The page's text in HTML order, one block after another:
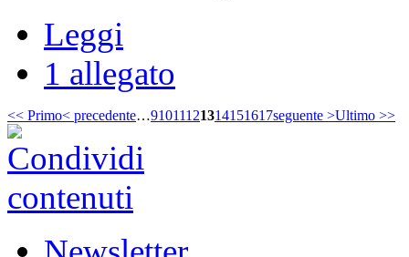
Leggi
1 allegato
<< Primo< precedente…91011121314151617seguente >Ultimo >>